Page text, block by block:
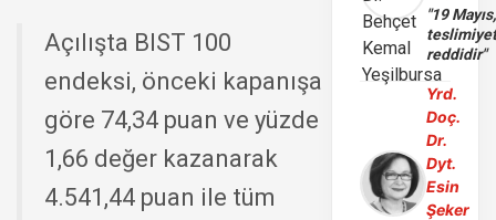
Açılışta BIST 100
endeksi, önceki kapanışa
göre 74,34 puan ve yüzde
1,66 değer kazanarak
4.541,44 puan ile tüm
"19 Mayıs,
reddidir"
Yrd.
Doç.
Dr.
Dyt.
Esin
Şeker